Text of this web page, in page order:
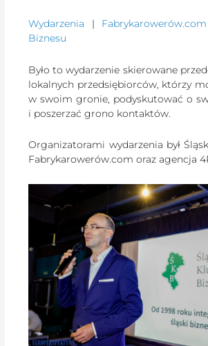
Wydarzenia | Fabrykarowerów.com
Biznesu
Było to wydarzenie skierowane
lokalnych przedsiębiorców, którzy
w swoim gronie, podyskutować o
i poszerzać grono kontaktów.
Organizatorami wydarzenia był
Fabrykarowerów.com oraz agencja